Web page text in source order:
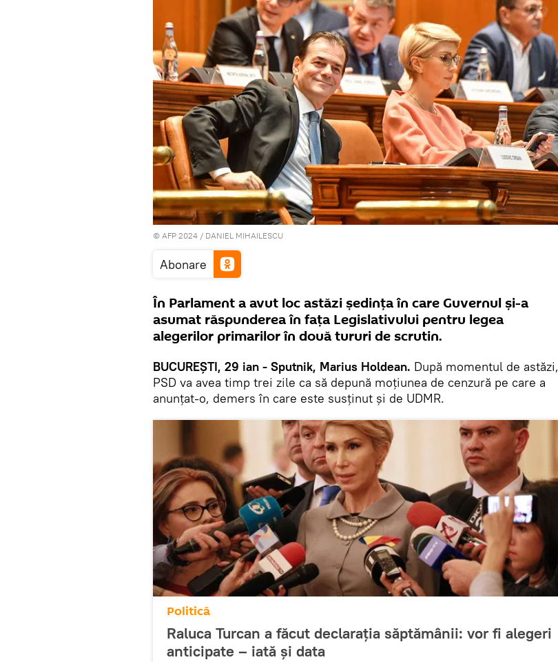
© AFP 2024 / DANIEL MIHAILESCU
Abonare
În Parlament a avut loc astăzi ședința în care Guvernul și-a
asumat răspunderea în fața Legislativului pentru legea
alegerilor primarilor în două tururi de scrutin.
BUCUREȘTI, 29 ian - Sputnik, Marius Holdean. După momentul de astăzi,
PSD va avea timp trei zile ca să depună moțiunea de cenzură pe care a
anunțat-o, demers în care este susținut și de UDMR.
Politică
Raluca Turcan a făcut declarația săptămânii: vor fi alegeri
anticipate – iată și data